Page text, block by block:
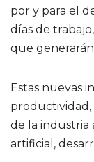
por y para el
días de
que generarán
Estas nuevas
productividad,
de la industria
artificial,